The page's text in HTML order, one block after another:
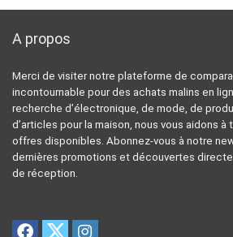
A propos
Merci de visiter notre plateforme de
incontournable pour des achats malins en
recherche d’électronique, de mode, de
d’articles pour la maison, nous vous aidons à
offres disponibles. Abonnez-vous à notre
dernières promotions et découvertes
de réception.